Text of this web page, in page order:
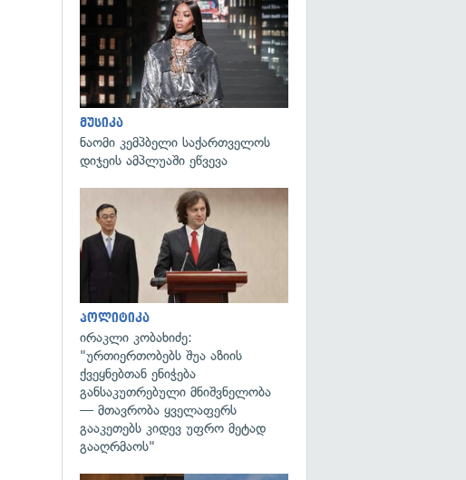
მუსიკა
ნაომი კემპბელი საქართველოს
დიჯეის ამპლუაში ეწვევა
პოლიტიკა
ირაკლი კობახიძე:
"ურთიერთობებს შუა აზიის
ქვეყნებთან ენიჭება
განსაკუთრებული მნიშვნელობა
— მთავრობა ყველაფერს
გააკეთებს კიდევ უფრო მეტად
გააღრმაოს"